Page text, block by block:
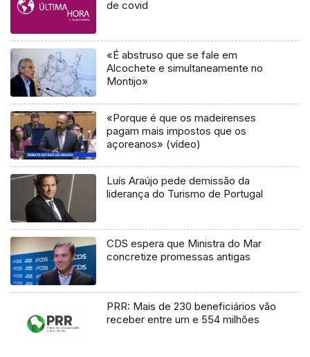
de covid
«É abstruso que se fale em
Alcochete e simultaneamente no
Montijo»
«Porque é que os madeirenses
pagam mais impostos que os
açoreanos» (vídeo)
Luís Araújo pede demissão da
liderança do Turismo de Portugal
CDS espera que Ministra do Mar
concretize promessas antigas
PRR: Mais de 230 beneficiários vão
receber entre um e 554 milhões